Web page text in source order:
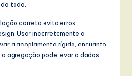
todo.
correta evita erros
Usar incorretamente a
a acoplamento rígido, enquanto
agregação pode levar a dados